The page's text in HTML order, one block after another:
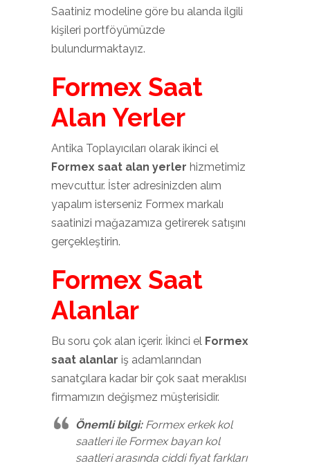
Saatiniz modeline göre bu alanda ilgili
kişileri portföyümüzde
bulundurmaktayız.
Formex Saat
Alan Yerler
Antika Toplayıcıları olarak ikinci el
Formex saat alan yerler hizmetimiz
mevcuttur. İster adresinizden alım
yapalım isterseniz Formex markalı
saatinizi mağazamıza getirerek satışını
gerçekleştirin.
Formex Saat
Alanlar
Bu soru çok alan içerir. İkinci el Formex
saat alanlar iş adamlarından
sanatçılara kadar bir çok saat meraklısı
firmamızın değişmez müşterisidir.
Önemli bilgi:Formex erkek kol
saatleri ile Formex bayan kol
saatleri arasında ciddi fiyat farkları